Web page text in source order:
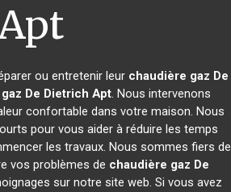
ou entretenir leur chaudière gaz De
De Dietrich Apt. Nous intervenons
confortable dans votre maison. Nous
pour vous aider à réduire les temps
les travaux. Nous sommes fiers de
vos problèmes de chaudière gaz De
sur notre site web. Si vous avez